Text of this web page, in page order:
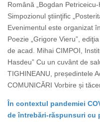
Română „Bogdan
Simpozionul ştiinţific
Evenimentul este organizat
Poezie „Grigore Vieru”,
de acad. Mihai CIMPOI,
Hasdeu” Cu un cuvânt de
TIGHINEANU, președintele
COMUNICĂRI Vorbire și
În contextul pandemiei
de întrebări-răspunsuri cu